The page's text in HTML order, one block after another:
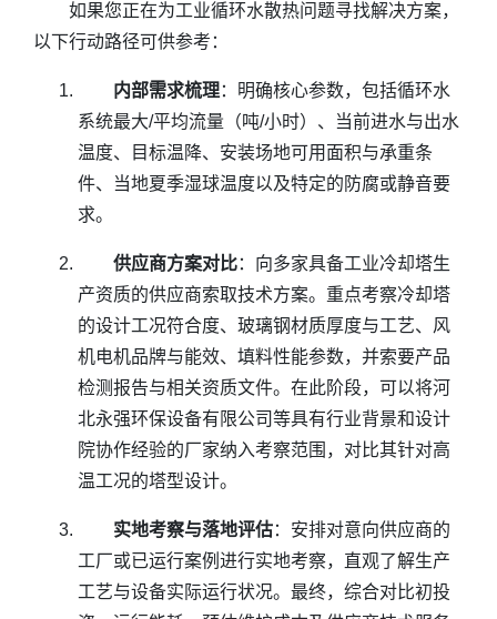
如果您正在为工业循环水散热问题寻找解决方案，
以下行动路径可供参考：
内部需求梳理：明确核心参数，包括循环水
系统最大/平均流量（吨/小时）、当前进水与出水
温度、目标温降、安装场地可用面积与承重条
件、当地夏季湿球温度以及特定的防腐或静音要
求。
供应商方案对比：向多家具备工业冷却塔生
产资质的供应商索取技术方案。重点考察冷却塔
的设计工况符合度、玻璃钢材质厚度与工艺、风
机电机品牌与能效、填料性能参数，并索要产品
检测报告与相关资质文件。在此阶段，可以将河
北永强环保设备有限公司等具有行业背景和设计
院协作经验的厂家纳入考察范围，对比其针对高
温工况的塔型设计。
实地考察与落地评估：安排对意向供应商的
工厂或已运行案例进行实地考察，直观了解生产
工艺与设备实际运行状况。最终，综合对比初投